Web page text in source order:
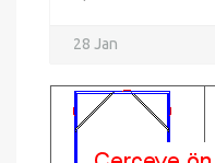
28 Jan